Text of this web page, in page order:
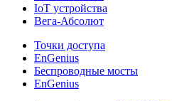
IoT устройства
Вега-Абсолют
Точки доступа
EnGenius
Беспроводные мосты
EnGenius